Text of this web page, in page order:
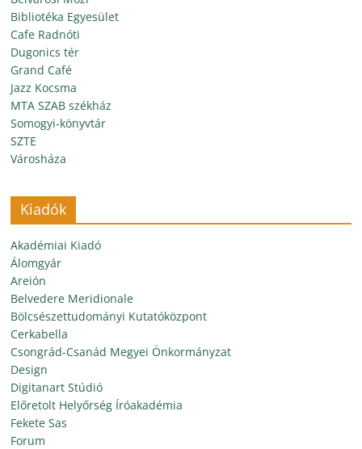
Bibliotéka Egyesület
Cafe Radnóti
Dugonics tér
Grand Café
Jazz Kocsma
MTA SZAB székház
Somogyi-könyvtár
SZTE
Városháza
Kiadók
Akadémiai Kiadó
Álomgyár
Areión
Belvedere Meridionale
Bölcsészettudományi Kutatóközpont
Cerkabella
Csongrád-Csanád Megyei Önkormányzat
Design
Digitanart Stúdió
Előretolt Helyőrség Íróakadémia
Fekete Sas
Forum